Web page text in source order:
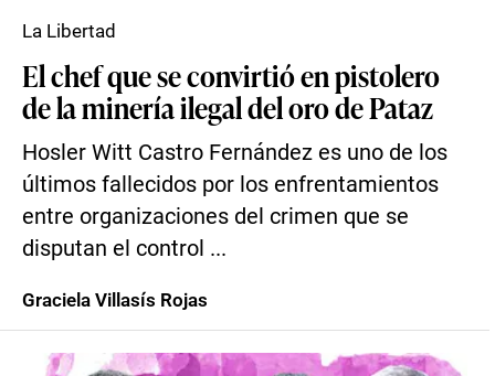
El chef que se convirtió en pistolero
de la minería ilegal del oro de Pataz
Hosler Witt Castro Fernández es uno de los
últimos fallecidos por los enfrentamientos
entre organizaciones del crimen que se
disputan el control ...
La Libertad
Graciela Villasís Rojas